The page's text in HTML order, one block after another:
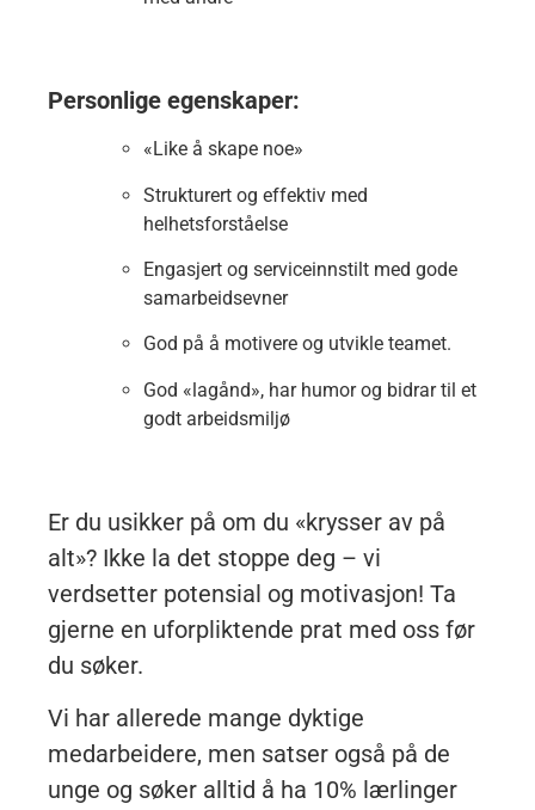
Personlige egenskaper:
«Like å skape noe»
Strukturert og effektiv med
helhetsforståelse
Engasjert og serviceinnstilt med gode
samarbeidsevner
God på å motivere og utvikle teamet.
God «lagånd», har humor og bidrar til et
godt arbeidsmiljø
Er du usikker på om du «krysser av på
alt»? Ikke la det stoppe deg – vi
verdsetter potensial og motivasjon! Ta
gjerne en uforpliktende prat med oss før
du søker.
Vi har allerede mange dyktige
medarbeidere, men satser også på de
unge og søker alltid å ha 10% lærlinger